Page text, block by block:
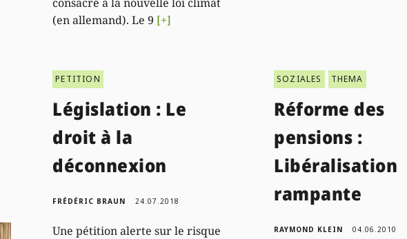
(en allemand). Le 9 [+]
PETITION
Législation : Le
droit à la
déconnexion
FRÉDÉRIC BRAUN 24.07.2018
Une pétition alerte sur le risque
SOZIALES THEMA
Réforme des
pensions :
Libéralisation
rampante
RAYMOND KLEIN 04.06.2010